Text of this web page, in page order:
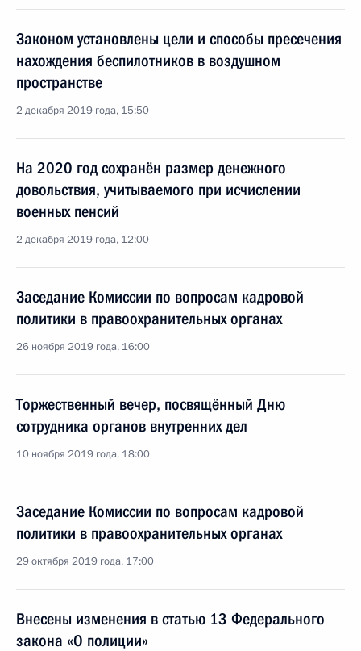
Законом установлены цели и способы пресечения
нахождения беспилотников в воздушном
пространстве
2 декабря 2019 года, 15:50
На 2020 год сохранён размер денежного
довольствия, учитываемого при исчислении
военных пенсий
2 декабря 2019 года, 12:00
Заседание Комиссии по вопросам кадровой
политики в правоохранительных органах
26 ноября 2019 года, 16:00
Торжественный вечер, посвящённый Дню
сотрудника органов внутренних дел
10 ноября 2019 года, 18:00
Заседание Комиссии по вопросам кадровой
политики в правоохранительных органах
29 октября 2019 года, 17:00
Внесены изменения в статью 13 Федерального
закона «О полиции»